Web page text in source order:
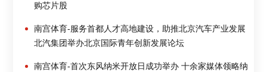
购芯片股
南宫体育-服务首都人才高地建设，助推北京汽车产业发展
北汽集团举办北京国际青年创新发展论坛
南宫体育-首次东风纳米开放日成功举办 十余家媒体领略纳